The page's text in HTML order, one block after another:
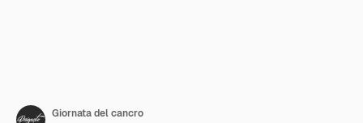
Giornata del cancro